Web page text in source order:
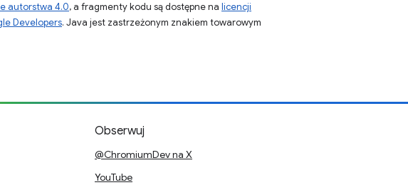
autorstwa 4.0, a fragmenty kodu są dostępne na licencji
Developers. Java jest zastrzeżonym znakiem towarowym
Obserwuj
@ChromiumDev na X
YouTube